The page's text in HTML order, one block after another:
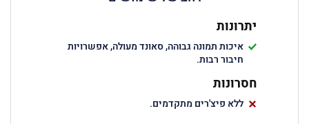
יתרונות
איכות תמונה גבוהה, סאונד מעולה, אפשרויות
חיבור רבות.
חסרונות
ללא פיצ'רים מתקדמים.